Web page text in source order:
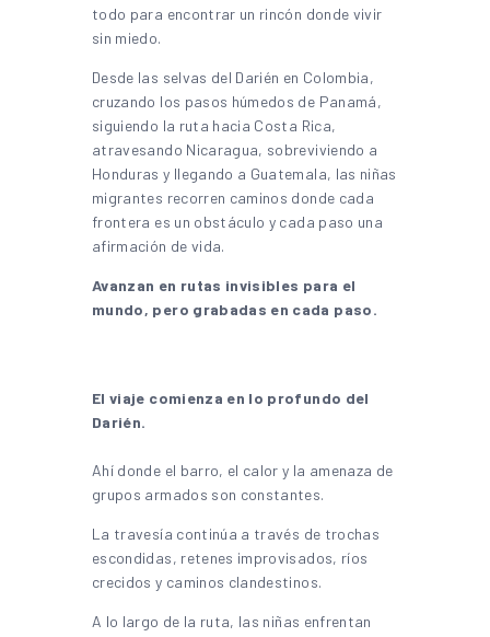
todo para encontrar un rincón donde vivir
sin miedo.
Desde las selvas del Darién en Colombia,
cruzando los pasos húmedos de Panamá,
siguiendo la ruta hacia Costa Rica,
atravesando Nicaragua, sobreviviendo a
Honduras y llegando a Guatemala, las niñas
migrantes recorren caminos donde cada
frontera es un obstáculo y cada paso una
afirmación de vida.
Avanzan en rutas invisibles para el
mundo, pero grabadas en cada paso.
El viaje comienza en lo profundo del
Darién.
Ahí donde el barro, el calor y la amenaza de
grupos armados son constantes.
La travesía continúa a través de trochas
escondidas, retenes improvisados, ríos
crecidos y caminos clandestinos.
A lo largo de la ruta, las niñas enfrentan